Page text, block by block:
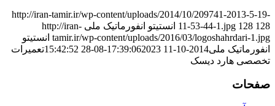
http://iran-tamir.ir/wp-content/uploads/2014/10/209741-2013-5-19-
11-53-44-1.jpg 128 128 انستیتو انفورماتیک ملی http://iran-
tamir.ir/wp-content/uploads/2016/03/logoshahrdari-1.jpg انستیتو
انفورماتیک ملی2014-10-11 17:39:06
2023-08-28 15:42:52
تعمیرات
تخصصی هارد دیسک
صفحات